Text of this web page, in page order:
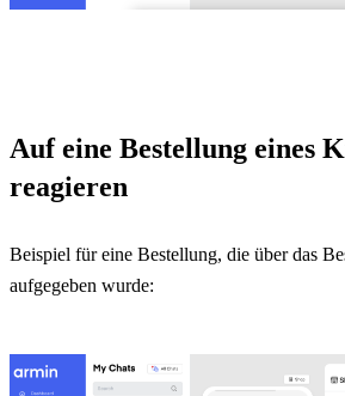
Auf eine Bestellung eines
reagieren
Beispiel für eine Bestellung, die über das
aufgegeben wurde: